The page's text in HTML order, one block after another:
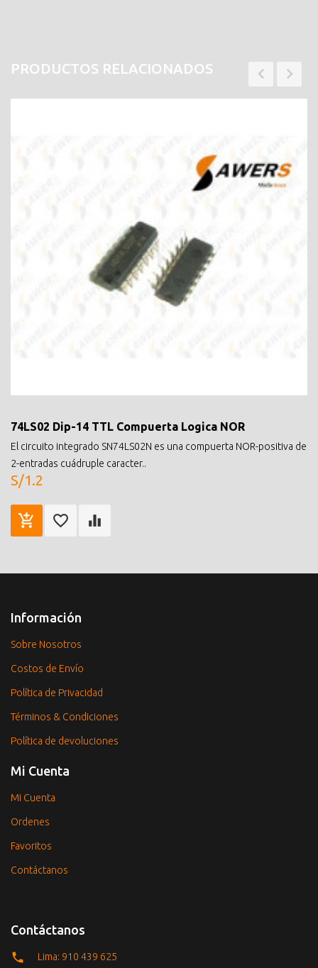
PRODUCTOS RELACIONADOS
74LS02 Dip-14 TTL Compuerta Logica NOR
El circuito integrado SN74LS02N es una compuerta NOR-positiva de
2-entradas cuádruple caracter..
S/1.2
Información
Sobre Nosotros
Costos de Envío
Política de Privacidad
Términos & Condiciones
Política de devoluciones
Mi Cuenta
Mi Cuenta
Ordenes
Favoritos
Contáctanos
Contáctanos
Lima: 910 439 625